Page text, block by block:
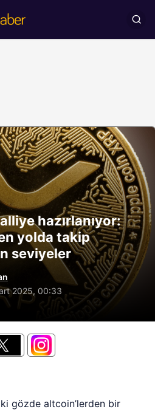
hazırlanıyor:
yolda takip
seviyeler
2025, 00:33
gözde altcoin’lerden bir